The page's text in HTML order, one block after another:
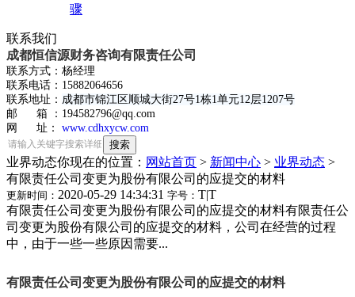
骤
联系我们
成都恒信源财务咨询有限责任公司
联系方式：杨经理
联系电话：15882064656
联系地址： 成都市锦江区顺城大街27号1栋1单元12层1207号
邮 箱 ：194582796@qq.com
网 址： www.cdhxycw.com
业界动态你现在的位置： 网站首页 > 新闻中心 > 业界动态 >
有限责任公司变更为股份有限公司的应提交的材料
更新时间： 2020-05-29 14:34:31 字号： T|T
有限责任公司变更为股份有限公司的应提交的材料有限责任公
司变更为股份有限公司的应提交的材料，公司在经营的过程
中，由于一些一些原因需要...
有限责任公司变更为股份有限公司的应提交的材料